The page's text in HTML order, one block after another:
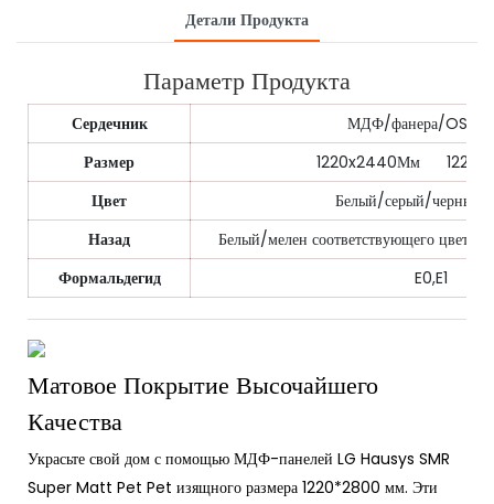
Детали Продукта
Параметр Продукта
Сердечник
МДФ/фанера/OSB/
Размер
1220x2440Мм
Цвет
Белый/серый/черный/
Назад
Белый/мелен соответствующего цвета,
Формальдегид
E0,E1
Матовое Покрытие Высочайшего
Качества
Украсьте свой дом с помощью МДФ-панелей LG Hausys SMR
Super Matt Pet Pet изящного размера 1220*2800 мм. Эти